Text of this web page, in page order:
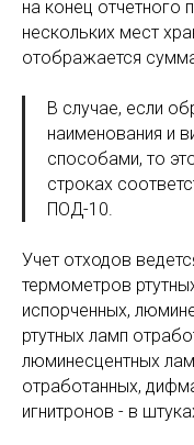
на конец отчетного
нескольких мест
отображается
В случае, если
наименования и
способами, то
строках
ПОД-10.
Учет отходов
термометров
испорченных,
ртутных ламп
люминесцентных
отработанных,
игнитронов - в